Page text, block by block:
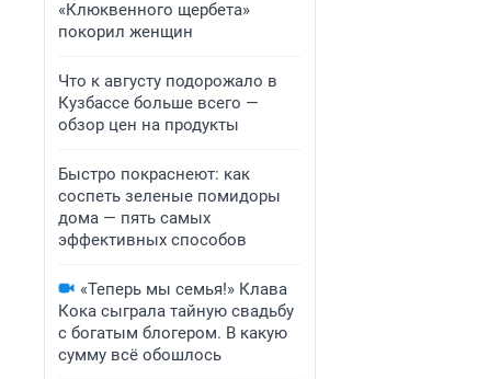
«Клюквенного щербета»
покорил женщин
Что к августу подорожало в
Кузбассе больше всего —
обзор цен на продукты
Быстро покраснеют: как
соспеть зеленые помидоры
дома — пять самых
эффективных способов
«Теперь мы семья!» Клава
Кока сыграла тайную свадьбу
с богатым блогером. В какую
сумму всё обошлось